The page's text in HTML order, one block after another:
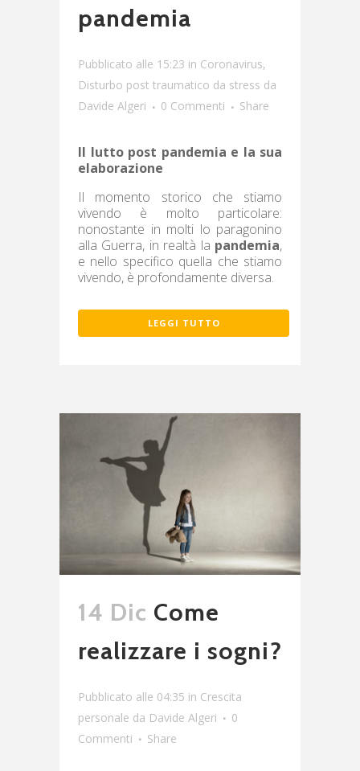
pandemia
Pubblicato alle 15:23 in Coronavirus,
Disturbo post traumatico da stress da
Davide Algeri
0 Commenti Share
Il lutto post pandemia e la sua
elaborazione
Il momento storico che stiamo
vivendo è molto particolare:
nonostante in molti lo paragonino
alla Guerra, in realtà la pandemia,
e nello specifico quella che stiamo
vivendo, è profondamente diversa.
LEGGI TUTTO
14 Dic Come
realizzare i sogni?
Pubblicato alle 04:35 in Crescita
personale da Davide Algeri
0
Commenti
Share